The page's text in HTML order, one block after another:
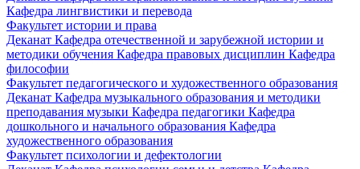
Кафедра лингвистики и перевода
Факультет истории и права
Деканат Кафедра отечественной и зарубежной истории и
методики обучения Кафедра правовых дисциплин Кафедра
философии
Факультет педагогического и художественного образования
Деканат Кафедра музыкального образования и методики
преподавания музыки Кафедра педагогики Кафедра
дошкольного и начального образования Кафедра
художественного образования
Факультет психологии и дефектологии